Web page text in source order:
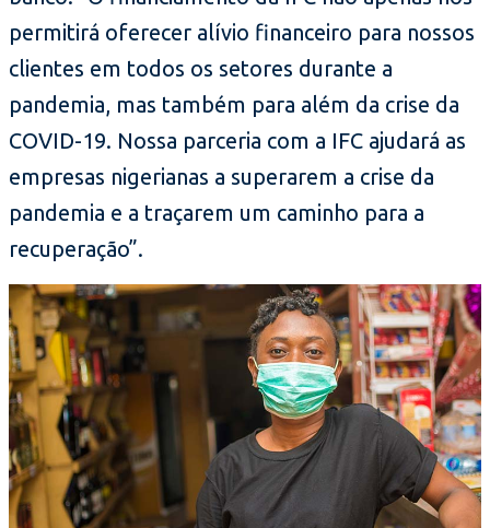
permitirá oferecer alívio financeiro para nossos
clientes em todos os setores durante a
pandemia, mas também para além da crise da
COVID-19. Nossa parceria com a IFC ajudará as
empresas nigerianas a superarem a crise da
pandemia e a traçarem um caminho para a
recuperação”.